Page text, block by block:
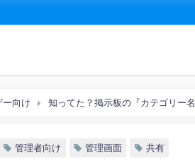
ー向け 知ってた？掲示板の『カテゴリー
管理者向け 管理画面 共有